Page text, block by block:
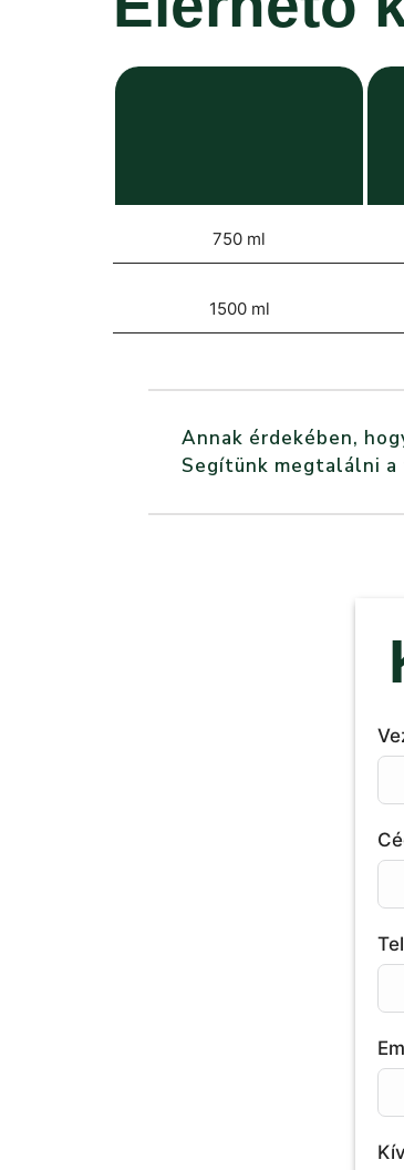
750 ml
1500 ml
Annak érdekében,
Segítünk megtalálni